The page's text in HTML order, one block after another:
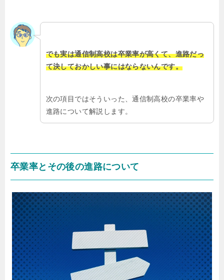
でも実は通信制高校は卒業率が高くて、進路だっ
て決しておかしい事にはならないんです。
次の項目ではそういった、通信制高校の卒業率や
進路について解説します。
卒業率とその後の進路について